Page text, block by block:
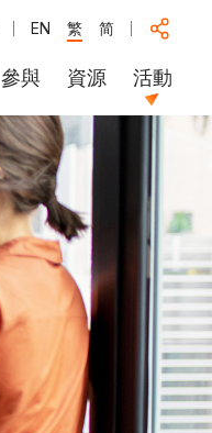
EN 繁 简
參與 資源 活動